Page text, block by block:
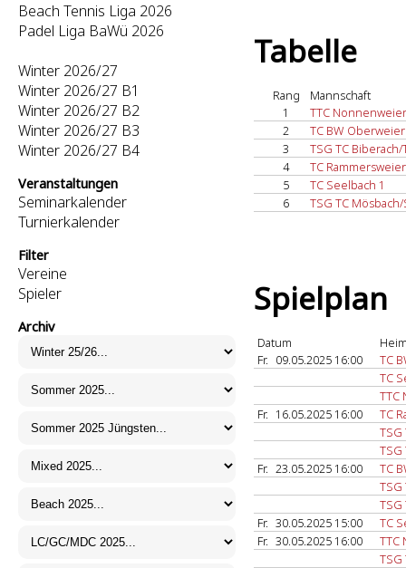
Beach Tennis Liga 2026
Padel Liga BaWü 2026
Winter 2026/27
Winter 2026/27 B1
Winter 2026/27 B2
Winter 2026/27 B3
Winter 2026/27 B4
Veranstaltungen
Seminarkalender
Turnierkalender
Filter
Vereine
Spieler
Archiv
Tabelle
Rang
Mannschaft
1
TTC
2
TC BW
3
TSG TC
4
TC
5
TC Seelbach 1
6
TSG TC
Spielplan
Datum
Fr. 09.05.2025 16:00
TC
TC
TTC
Fr. 16.05.2025 16:00
TC
TSG
Fr. 23.05.2025 16:00
TC
TSG
Fr. 30.05.2025 15:00
TC
Fr. 30.05.2025 16:00
TTC
TSG